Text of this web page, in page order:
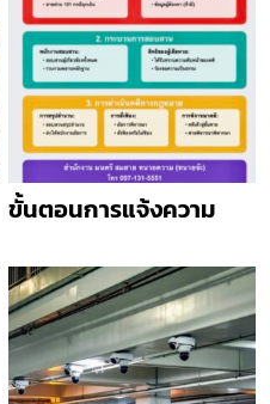
ขั้นตอนการแจ้งความ